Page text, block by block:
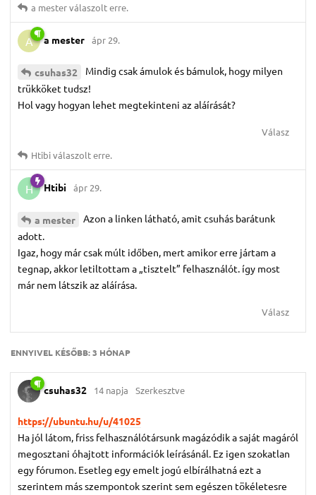
a mesterválaszolt erre.
A a mester ápr 29.
csuhas32
Mindig csak ámulok és bámulok, hogy milyen
trükköket tudsz!
Hol vagy hogyan lehet megtekinteni az aláírását?
Válasz
Htibiválaszolt erre.
H Htibi ápr 29.
a mester
Azon a linken látható, amit csuhás barátunk
adott.
Igaz, hogy már csak múlt időben, mert amikor erre jártam a
tegnap, akkor letiltottam a „tisztelt” felhasználót. így most
már nem látszik az aláírása.
Válasz
ENNYIVEL KÉSŐBB:3 HÓNAP
csuhas32 14 napja Szerkesztve
https://ubuntu.hu/u/41025
Ha jól látom, friss felhasználótársunk magázódik a saját magáról
megosztani óhajtott információk leírásánál. Ez igen szokatlan
egy fórumon. Esetleg egy emelt jogú elbírálhatná ezt a
szerintem más szempontok szerint sem egészen tökéletesre